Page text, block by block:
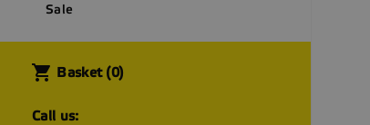
Sale
shopping_cart Basket (0)
Call us: